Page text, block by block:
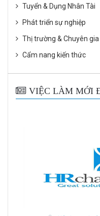
Tuyển & Dụng Nhân Tài
Phát triển sự nghiệp
Thị trường & Chuyên gia
Cẩm nang kiến thức
VIỆC LÀM MỚI